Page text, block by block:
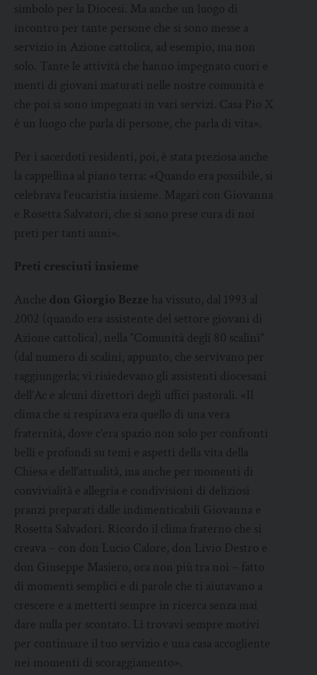
simbolo per la Diocesi. Ma anche un luogo di
incontro per tante persone che si sono messe a
servizio in Azione cattolica, ad esempio, ma non
solo. Tante le attività che hanno impegnato cuori e
menti di giovani maturati nelle nostre comunità e
che poi si sono impegnati in vari servizi. Casa Pio X
è un luogo che parla di persone, che parla di vita».
Per i sacerdoti residenti, poi, è stata preziosa anche
la cappellina al piano terra: «Quando era possibile, si
celebrava l’eucaristia insieme. Magari con Giovanna
e Rosetta Salvatori, che si sono prese cura di noi
preti per tanti anni».
Preti cresciuti insieme
Anche don Giorgio Bezze ha vissuto, dal 1993 al
2002 (quando era assistente del settore giovani di
Azione cattolica), nella “Comunità degli 80 scalini”
(dal numero di scalini, appunto, che servivano per
raggiungerla; vi risiedevano gli assistenti diocesani
dell’Ac e alcuni direttori degli uffici pastorali. «Il
clima che si respirava era quello di una vera
fraternità, dove c’era spazio non solo per confronti
belli e profondi su temi e aspetti della vita della
Chiesa e dell’attualità, ma anche per momenti di
convivialità e allegria e condivisioni di deliziosi
pranzi preparati dalle indimenticabili Giovanna e
Rosetta Salvadori. Ricordo il clima fraterno che si
creava – con don Lucio Calore, don Livio Destro e
don Giuseppe Masiero, ora non più tra noi – fatto
di momenti semplici e di parole che ti aiutavano a
crescere e a metterti sempre in ricerca senza mai
dare nulla per scontato. Lì trovavi sempre motivi
per continuare il tuo servizio e una casa accogliente
nei momenti di scoraggiamento».